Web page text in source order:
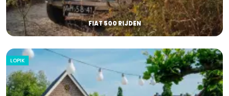
FIAT 500 RIJDEN
LOPIK